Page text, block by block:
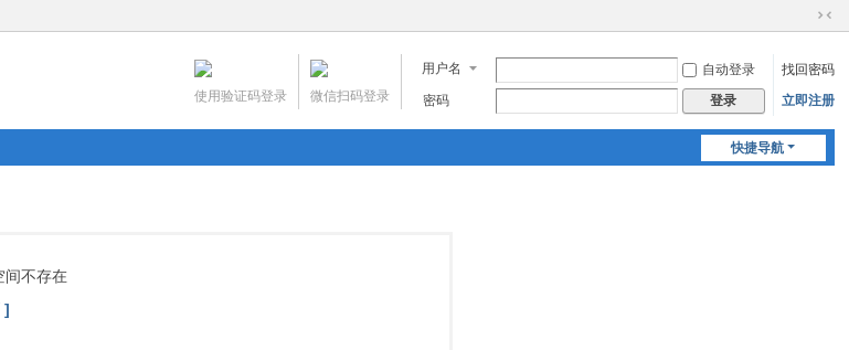
切
到
窄
用户名 自动登录
找回密码
密码
登录 立即注册
微信扫码登录
使用验证码登录
快捷导航
间不存在
]